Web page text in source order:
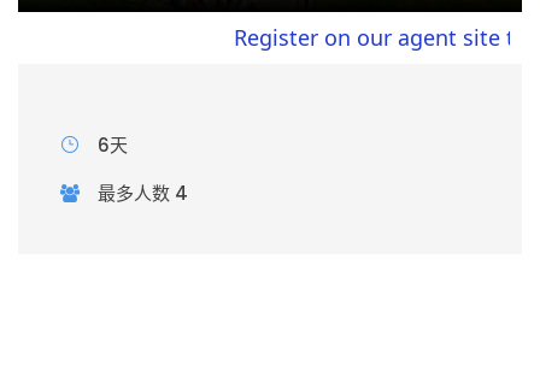
Register on our agent site to
6天
最多人数 4